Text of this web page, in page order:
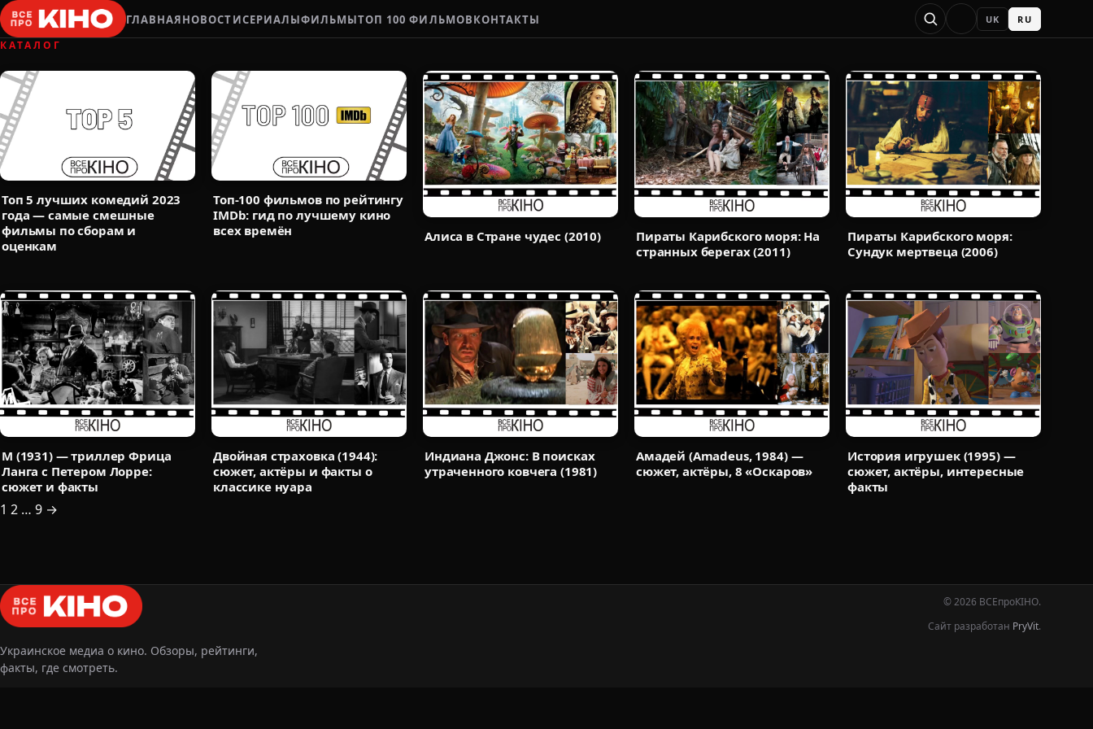
ГЛАВНАЯНОВОСТИСЕРИАЛЫФИЛЬМЫТОП 100 ФИЛЬМОВКОНТАКТЫ UK RU
КАТАЛОГ
Топ 5 лучших комедий 2023
года — самые смешные
фильмы по сборам и
оценкам
Топ-100 фильмов по рейтингу
IMDb: гид по лучшему кино
всех времён
Алиса в Стране чудес (2010)
Пираты Карибского моря: На
странных берегах (2011)
Пираты Карибского моря:
Сундук мертвеца (2006)
М (1931) — триллер Фрица
Ланга с Петером Лорре:
сюжет и факты
Двойная страховка (1944):
сюжет, актёры и факты о
классике нуара
Индиана Джонс: В поисках
утраченного ковчега (1981)
Амадей (Amadeus, 1984) —
сюжет, актёры, 8 «Оскаров»
История игрушек (1995) —
сюжет, актёры, интересные
факты
Пагинация
1 2 … 9 →
Украинское медиа о кино. Обзоры, рейтинги,
факты, где смотреть.
© 2026 ВСЕпроКІНО.
Сайт разработан PryVit.